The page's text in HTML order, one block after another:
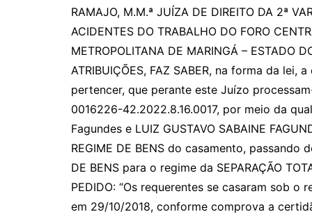
RAMAJO, M.M.ª JUÍZA DE DIREITO DA 2ª
ACIDENTES DO TRABALHO DO FORO
METROPOLITANA DE MARINGÁ – ESTADO
ATRIBUIÇÕES, FAZ SABER, na forma da lei,
pertencer, que perante este Juízo
0016226-42.2022.8.16.0017, por meio da
Fagundes e LUIZ GUSTAVO SABAINE
REGIME DE BENS do casamento, passando
DE BENS para o regime da SEPARAÇÃO
PEDIDO: “Os requerentes se casaram sob o
em 29/10/2018, conforme comprova a